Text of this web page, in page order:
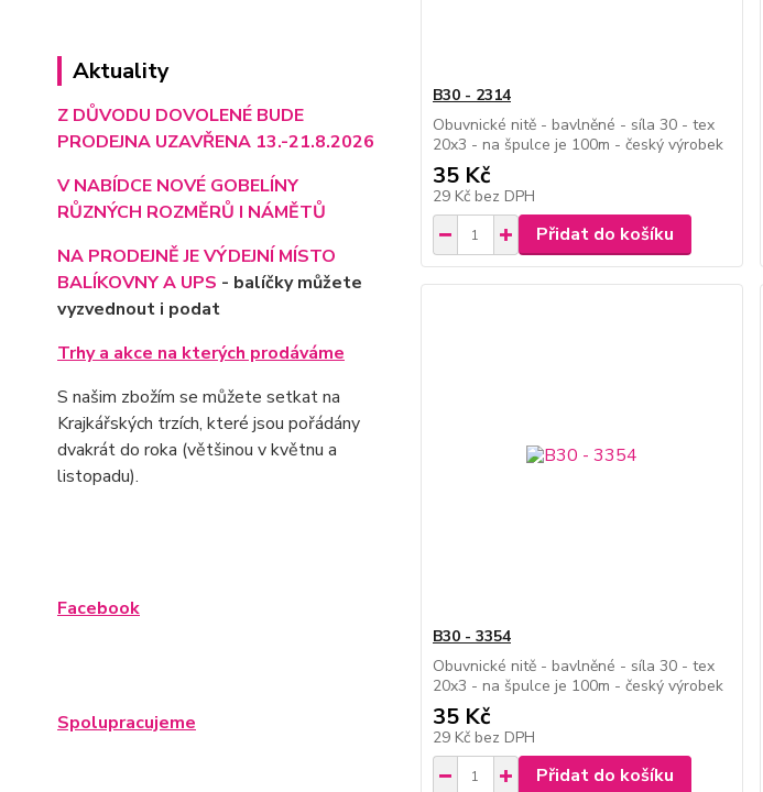
Aktuality
Z DŮVODU DOVOLENÉ BUDE
PRODEJNA UZAVŘENA 13.-21.8.2026
V NABÍDCE NOVÉ GOBELÍNY
RŮZNÝCH ROZMĚRŮ I NÁMĚTŮ
NA PRODEJNĚ JE VÝDEJNÍ MÍSTO
BALÍKOVNY A UPS - balíčky můžete
vyzvednout i podat
Trhy a akce na kterých prodáváme
S našim zbožím se můžete setkat na
Krajkářských trzích, které jsou pořádány
dvakrát do roka (většinou v květnu a
listopadu).
Facebook
Spolupracujeme
B30 - 2314
Obuvnické nitě - bavlněné - síla 30 - tex
20x3 - na špulce je 100m - český výrobek
35 Kč
29 Kč bez DPH
Přidat do košíku
B30 - 3354
Obuvnické nitě - bavlněné - síla 30 - tex
20x3 - na špulce je 100m - český výrobek
35 Kč
29 Kč bez DPH
Přidat do košíku